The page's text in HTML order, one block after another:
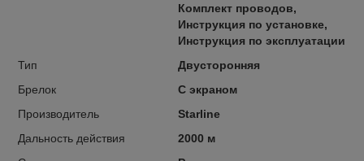
Комплект проводов,
Инструкция по установке,
Инструкция по эксплуатации
Тип
Двусторонняя
Брелок
С экраном
Производитель
Starline
Дальность действия
2000 м